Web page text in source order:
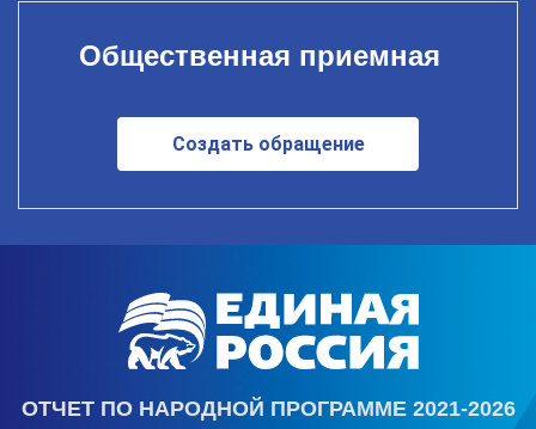
Общественная приемная
Создать обращение
ОТЧЕТ ПО НАРОДНОЙ ПРОГРАММЕ 2021-2026